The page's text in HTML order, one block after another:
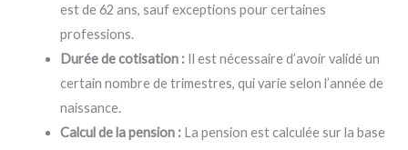
est de 62 ans, sauf exceptions pour certaines
professions.
Durée de cotisation : Il est nécessaire d’avoir validé un
certain nombre de trimestres, qui varie selon l’année de
naissance.
Calcul de la pension : La pension est calculée sur la base